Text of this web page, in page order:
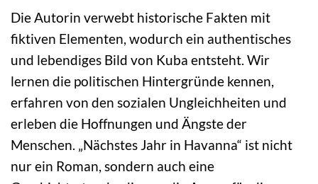
Die Autorin verwebt historische Fakten mit
fiktiven Elementen, wodurch ein authentisches
und lebendiges Bild von Kuba entsteht. Wir
lernen die politischen Hintergründe kennen,
erfahren von den sozialen Ungleichheiten und
erleben die Hoffnungen und Ängste der
Menschen. „Nächstes Jahr in Havanna“ ist nicht
nur ein Roman, sondern auch eine